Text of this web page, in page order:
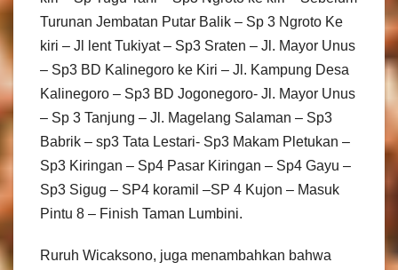
Turunan Jembatan Putar Balik – Sp 3 Ngroto Ke
kiri – Jl lent Tukiyat – Sp3 Sraten – Jl. Mayor Unus
– Sp3 BD Kalinegoro ke Kiri – Jl. Kampung Desa
Kalinegoro – Sp3 BD Jogonegoro- Jl. Mayor Unus
– Sp 3 Tanjung – Jl. Magelang Salaman – Sp3
Babrik – sp3 Tata Lestari- Sp3 Makam Pletukan –
Sp3 Kiringan – Sp4 Pasar Kiringan – Sp4 Gayu –
Sp3 Sigug – SP4 koramil –SP 4 Kujon – Masuk
Pintu 8 – Finish Taman Lumbini.
Ruruh Wicaksono, juga menambahkan bahwa